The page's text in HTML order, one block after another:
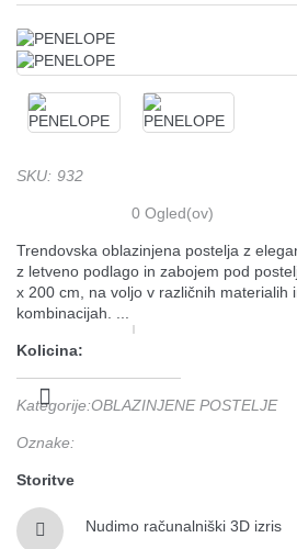
SKU: 932
0 Ogled(ov)
Trendovska oblazinjena postelja z
z letveno podlago in zabojem pod
x 200 cm, na voljo v različnih materialih
kombinacijah. ...
Kolicina:
Kategorije:OBLAZINJENE POSTELJE
Oznake:
Storitve
Nudimo računalniški 3D izris